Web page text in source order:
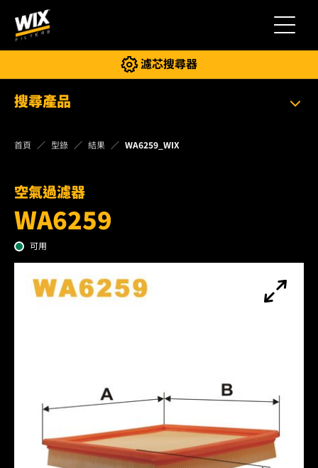
切換導航
濾芯搜尋器
搜尋產品
首頁 型錄 結果 WA6259_WIX
空氣過濾器
WA6259
可用